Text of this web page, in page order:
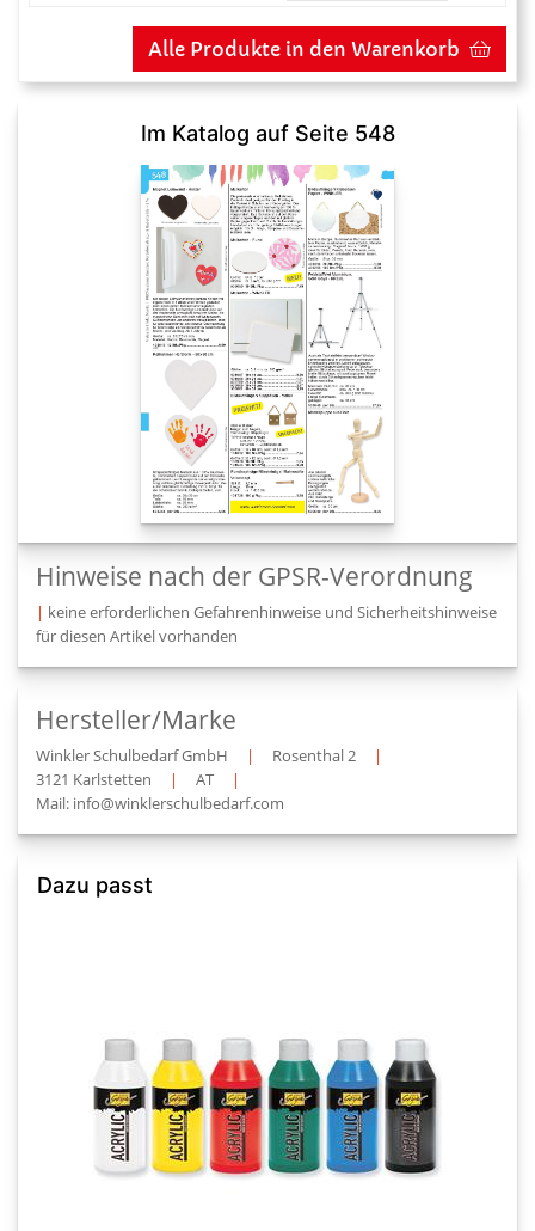
Alle Produkte in den Warenkorb
Im Katalog auf Seite 548
Hinweise nach der GPSR-Verordnung
| keine erforderlichen Gefahrenhinweise und Sicherheitshinweise
für diesen Artikel vorhanden
Hersteller/Marke
Winkler Schulbedarf GmbH | Rosenthal 2
|
3121 Karlstetten
| AT
|
Mail: info@winklerschulbedarf.com
Dazu passt